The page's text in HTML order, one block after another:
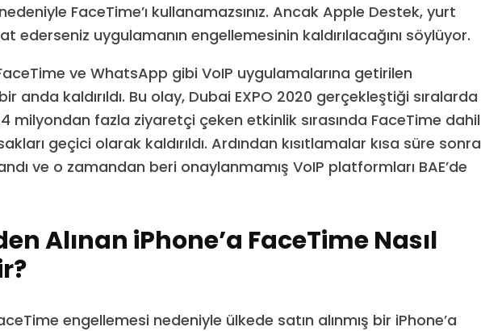
FaceTime’ı kullanamazsınız. Ancak Apple Destek, yurt
ederseniz uygulamanın engellemesinin kaldırılacağını söylüyor.
FaceTime ve WhatsApp gibi VoIP uygulamalarına getirilen
anda kaldırıldı. Bu olay, Dubai EXPO 2020 gerçekleştiği sıralarda
milyondan fazla ziyaretçi çeken etkinlik sırasında FaceTime dahil
geçici olarak kaldırıldı. Ardından kısıtlamalar kısa süre sonra
ve o zamandan beri onaylanmamış VoIP platformları BAE’de
Alınan iPhone’a FaceTime Nasıl
engellemesi nedeniyle ülkede satın alınmış bir iPhone’a